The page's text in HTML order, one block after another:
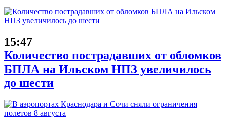
15:47
Количество пострадавших от обломков
БПЛА на Ильском НПЗ увеличилось
до шести